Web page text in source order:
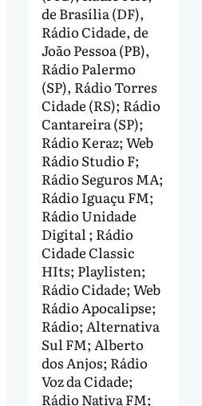
de Brasília (DF),
Rádio Cidade, de
João Pessoa (PB),
Rádio Palermo
(SP), Rádio Torres
Cidade (RS); Rádio
Cantareira (SP);
Rádio Keraz; Web
Rádio Studio F;
Rádio Seguros MA;
Rádio Iguaçu FM;
Rádio Unidade
Digital ; Rádio
Cidade Classic
HIts; Playlisten;
Rádio Cidade; Web
Rádio Apocalipse;
Rádio; Alternativa
Sul FM; Alberto
dos Anjos; Rádio
Voz da Cidade;
Rádio Nativa FM;